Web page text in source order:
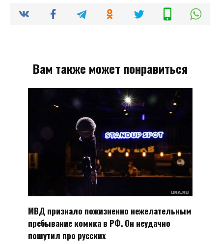
Вам также может понравиться
МВД признало пожизненно нежелательным
пребывание комика в РФ. Он неудачно
пошутил про русских